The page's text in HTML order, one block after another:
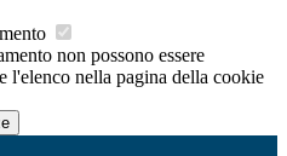
non possono essere
l'elenco nella pagina della cookie